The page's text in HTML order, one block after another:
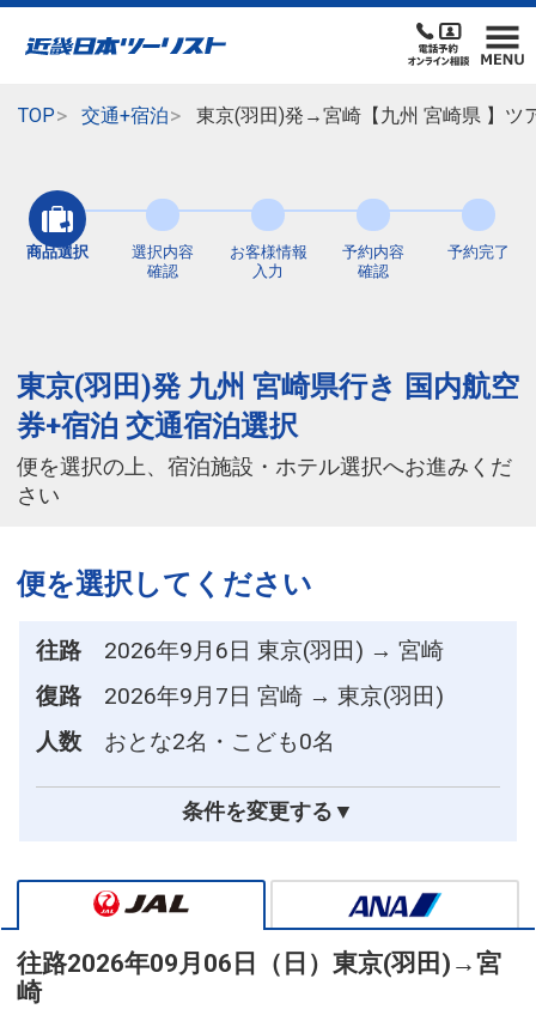
TOP 交通+宿泊 東京(羽田)発→宮崎【九州 宮崎県 】ツ
商品選択
選択内容
確認
お客様情報
入力
予約内容
確認
予約完了
東京(羽田)発 九州 宮崎県行き 国内航空
券+宿泊 交通宿泊選択
便を選択の上、宿泊施設・ホテル選択へお進みくだ
さい
便を選択してください
往路
2026年9月6日 東京(羽田) → 宮崎
復路
2026年9月7日 宮崎 → 東京(羽田)
人数
おとな2名・こども0名
条件を変更する▼
往路2026年09月06日（日） 東京(羽田) →宮
崎